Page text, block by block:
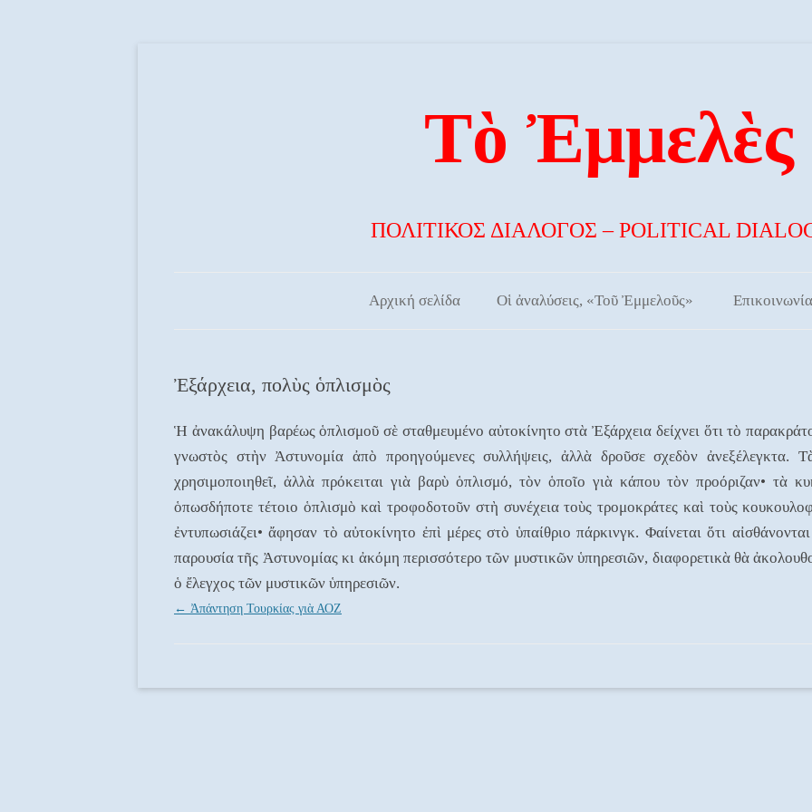
Τὸ Ἐμμελὲς
ΠΟΛΙΤΙΚΟΣ ΔΙΑΛΟΓΟΣ – POLITICAL
Αρχική σελίδα Οἱ ἀναλύσεις, «Τοῦ Ἐμμελοῦς» Επικοινωνία
Ἐξάρχεια, πολὺς ὁπλισμὸς
Ἡ ἀνακάλυψη βαρέως ὁπλισμοῦ σὲ σταθμευμένο αὐτοκίνητο στὰ Ἐξάρχεια δείχνει ὅτι τὸ
γνωστὸς στὴν Ἀστυνομία ἀπὸ προηγούμενες συλλήψεις, ἀλλὰ δροῦσε σχεδὸν ἀνεξέλεγκτα.
χρησιμοποιηθεῖ, ἀλλὰ πρόκειται γιὰ βαρὺ ὁπλισμό, τὸν ὁποῖο γιὰ κάπου τὸν προόριζαν• τὰ
ὁπωσδήποτε τέτοιο ὁπλισμὸ καὶ τροφοδοτοῦν στὴ συνέχεια τοὺς τρομοκράτες καὶ τοὺς
ἐντυπωσιάζει• ἄφησαν τὸ αὐτοκίνητο ἐπὶ μέρες στὸ ὑπαίθριο πάρκινγκ. Φαίνεται ὅτι
παρουσία τῆς Ἀστυνομίας κι ἀκόμη περισσότερο τῶν μυστικῶν ὑπηρεσιῶν, διαφορετικὰ θὰ
ὁ ἔλεγχος τῶν μυστικῶν ὑπηρεσιῶν.
Post navigation
← Ἀπάντηση Τουρκίας γιὰ ΑΟΖ